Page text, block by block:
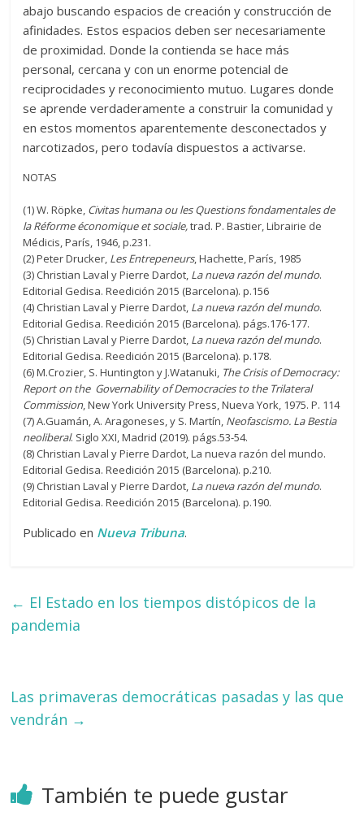
abajo buscando espacios de creación y construcción de
afinidades. Estos espacios deben ser necesariamente
de proximidad. Donde la contienda se hace más
personal, cercana y con un enorme potencial de
reciprocidades y reconocimiento mutuo. Lugares donde
se aprende verdaderamente a construir la comunidad y
en estos momentos aparentemente desconectados y
narcotizados, pero todavía dispuestos a activarse.
NOTAS
(1) W. Röpke, Civitas humana ou les Questions fondamentales de
la Réforme économique et sociale,trad. P. Bastier, Librairie de
Médicis, París, 1946, p.231.
(2) Peter Drucker, Les Entrepeneurs, Hachette, París, 1985
(3) Christian Laval y Pierre Dardot, La nueva razón del mundo.
Editorial Gedisa. Reedición 2015 (Barcelona). p.156
(4) Christian Laval y Pierre Dardot, La nueva razón del mundo.
Editorial Gedisa. Reedición 2015 (Barcelona). págs.176-177.
(5) Christian Laval y Pierre Dardot, La nueva razón del mundo.
Editorial Gedisa. Reedición 2015 (Barcelona). p.178.
(6) M.Crozier, S. Huntington y J.Watanuki, The Crisis of Democracy:
Report on the Governability of Democracies to the Trilateral
Commission, New York University Press, Nueva York, 1975. P. 114
(7) A.Guamán, A. Aragoneses, y S. Martín, Neofascismo. La Bestia
neoliberal. Siglo XXI, Madrid (2019). págs.53-54.
(8) Christian Laval y Pierre Dardot, La nueva razón del mundo.
Editorial Gedisa. Reedición 2015 (Barcelona). p.210.
(9) Christian Laval y Pierre Dardot, La nueva razón del mundo.
Editorial Gedisa. Reedición 2015 (Barcelona). p.190.
Publicado en Nueva Tribuna.
← El Estado en los tiempos distópicos de la
pandemia
Las primaveras democráticas pasadas y las que
vendrán →
También te puede gustar